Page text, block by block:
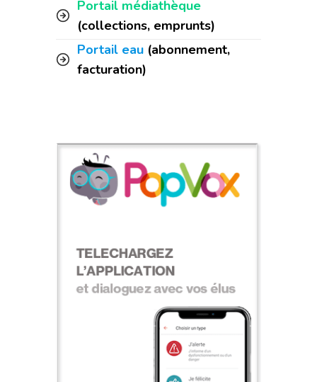
Portail médiathèque
(collections, emprunts)
Portail eau (abonnement,
facturation)